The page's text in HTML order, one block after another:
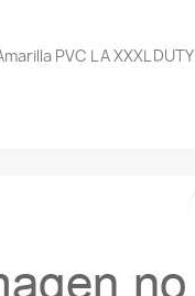
PVC L A XXXL DUTY